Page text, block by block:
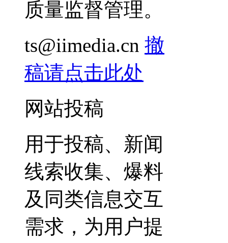
质量监督管理。
ts@iimedia.cn 撤
稿请点击此处
网站投稿
用于投稿、新闻
线索收集、爆料
及同类信息交互
需求，为用户提